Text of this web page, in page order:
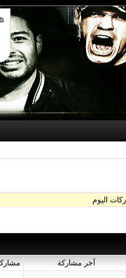
آخر مشاركة مشاركات